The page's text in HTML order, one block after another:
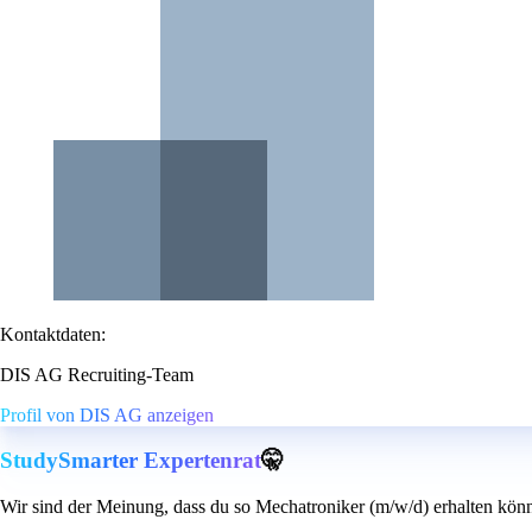
Kontaktdaten:
DIS AG Recruiting-Team
Profil von DIS AG anzeigen
StudySmarter Expertenrat🤫
Wir sind der Meinung, dass du so Mechatroniker (m/w/d) erhalten